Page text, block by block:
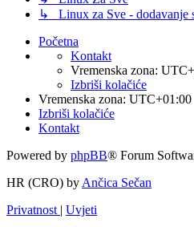
↳ Linux za Sve - dodavanje
Početna
Kontakt
Vremenska zona:
Izbriši kolačiće
Vremenska zona: UTC+01:00
Izbriši kolačiće
Kontakt
Powered by phpBB® Forum
HR (CRO) by Ančica Sečan
Privatnost | Uvjeti